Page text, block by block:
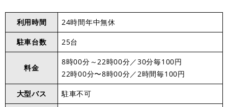
利用時間 24時間年中無休
駐車台数 25台
料金
​8時00分～22時00分／30分毎100円
22時00分〜8時00分／2時間毎100円
大型バス 駐車不可